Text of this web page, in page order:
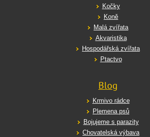
Kočky
Koně
Malá zvířata
Akvaristika
Hospodářská zvířata
Ptactvo
Blog
Krmivo rádce
Plemena psů
Bojujeme s parazity
Chovatelská výbava